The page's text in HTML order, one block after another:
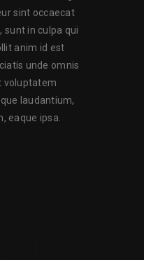
sint occaecat
sunt in culpa qui
anim id est
unde omnis
voluptatem
laudantium,
eaque ipsa.